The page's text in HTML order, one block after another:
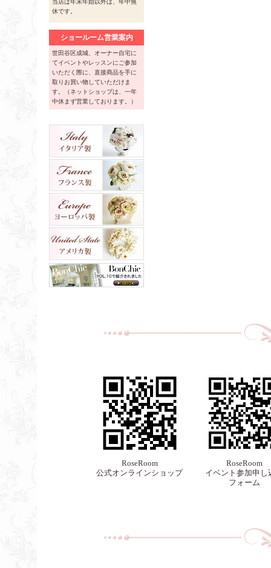
当店は年末年始以外は、年中無
休です。
ショールーム営業案内
世田谷区成城、オーナー自宅に
てイベントやレッスンにご参加
いただく際に、直接商品を手に
取りお買い物していただけま
す。（ネットショップは、一年
中休まず営業しております。）
RoseRoom
公式オンラインショップ
RoseRoom
イベント参加申し
フォーム